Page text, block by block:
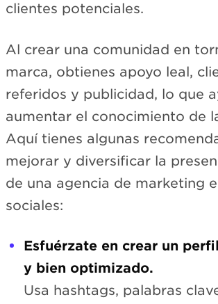
clientes potenciales.
Al crear una comunidad en
marca, obtienes apoyo leal,
referidos y publicidad, lo que
aumentar el conocimiento de
Aquí tienes algunas
mejorar y diversificar la
de una agencia de marketing
sociales:
Esfuérzate en crear un
y bien optimizado.
Usa hashtags, palabras